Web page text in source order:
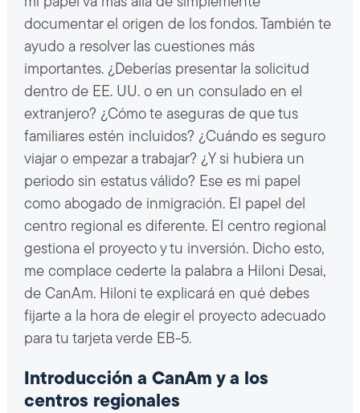
documentar el origen de los fondos. También te
ayudo a resolver las cuestiones más
importantes. ¿Deberías presentar la solicitud
dentro de EE. UU. o en un consulado en el
extranjero? ¿Cómo te aseguras de que tus
familiares estén incluidos? ¿Cuándo es seguro
viajar o empezar a trabajar? ¿Y si hubiera un
periodo sin estatus válido? Ese es mi papel
como abogado de inmigración. El papel del
centro regional es diferente. El centro regional
gestiona el proyecto y tu inversión. Dicho esto,
me complace cederte la palabra a Hiloni Desai,
de CanAm. Hiloni te explicará en qué debes
fijarte a la hora de elegir el proyecto adecuado
para tu tarjeta verde EB-5.
Introducción a CanAm y a los
centros regionales